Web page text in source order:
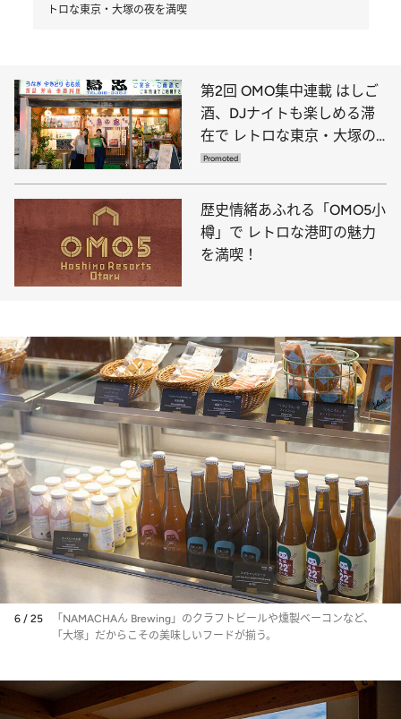
トロな東京・大塚の夜を満喫
第2回 OMO集中連載 はしご
酒、DJナイトも楽しめる滞
在で レトロな東京・大塚の
夜を満喫
歴史情緒あふれる「OMO5小
樽」で レトロな港町の魅力
を満喫！
6 / 25
「NAMACHAん Brewing」のクラフトビールや燻製ベーコンなど、
「大塚」だからこその美味しいフードが揃う。